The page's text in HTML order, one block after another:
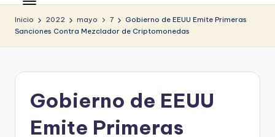
Inicio 2022 mayo 7
Gobierno de EEUU Emite Primeras
Sanciones Contra Mezclador de Criptomonedas
Gobierno de EEUU
Emite Primeras